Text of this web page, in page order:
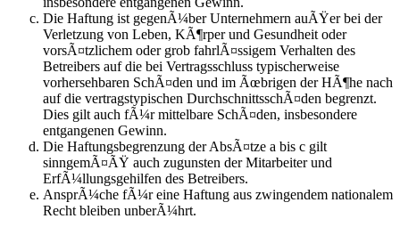
Die Haftung ist gegenÃ¼ber Unternehmern auÃŸer bei der
Verletzung von Leben, KÃ¶rper und Gesundheit oder
vorsÃ¤tzlichem oder grob fahrlÃ¤ssigem Verhalten des
Betreibers auf die bei Vertragsschluss typischerweise
vorhersehbaren SchÃ¤den und im Ãœbrigen der HÃ¶he nach
auf die vertragstypischen DurchschnittsschÃ¤den begrenzt.
Dies gilt auch fÃ¼r mittelbare SchÃ¤den, insbesondere
entgangenen Gewinn.
Die Haftungsbegrenzung der AbsÃ¤tze a bis c gilt
sinngemÃ¤ÃŸ auch zugunsten der Mitarbeiter und
ErfÃ¼llungsgehilfen des Betreibers.
AnsprÃ¼che fÃ¼r eine Haftung aus zwingendem nationalem
Recht bleiben unberÃ¼hrt.